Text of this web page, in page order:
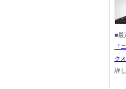
■最
「
ク
詳